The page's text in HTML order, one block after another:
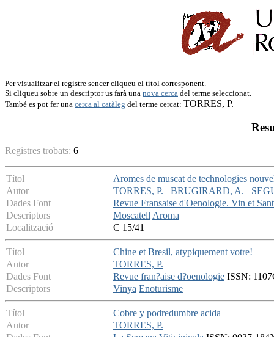
Per visualitzar el registre sencer cliqueu el títol corresponent.
Si cliqueu sobre un descriptor us farà una nova cerca del terme seleccionat.
També es pot fer una cerca al catàleg del terme cercat: TORRES, P.
Registres trobats: 6
Títol
Aromes de muscat de technologies
Autor
TORRES, P. BRUGIRARD, A.
Dades Font
Revue Fransaise d'Oenologie. Vin et
Descriptors
MoscatellAroma
Localització
C 15/41
Títol
Chine et Bresil, atypiquement votre!
Autor
TORRES, P.
Dades Font
Revue fran?aise d?oenologie ISSN:
Descriptors
Vinya Enoturisme
Títol
Cobre y podredumbre acida
Autor
TORRES, P.